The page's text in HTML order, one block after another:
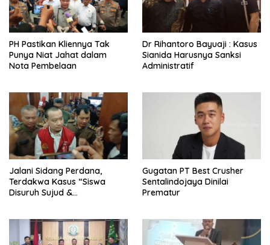
PH Pastikan Kliennya Tak
Punya Niat Jahat dalam
Nota Pembelaan
Dr Rihantoro Bayuaji : Kasus
Sianida Harusnya Sanksi
Administratif
Jalani Sidang Perdana,
Terdakwa Kasus “Siswa
Disuruh Sujud &
Gugatan PT Best Crusher
Sentalindojaya Dinilai
Prematur